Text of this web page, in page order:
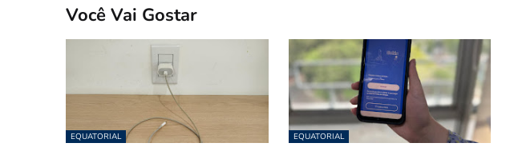
Você Vai Gostar
EQUATORIAL EQUATORIAL